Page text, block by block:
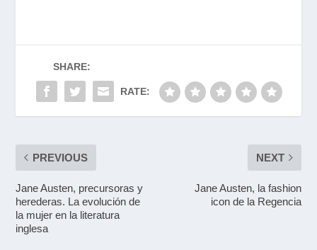
SHARE:
RATE:
PREVIOUS
Jane Austen, precursoras y
herederas. La evolución de
la mujer en la literatura
inglesa
NEXT
Jane Austen, la fashion
icon de la Regencia